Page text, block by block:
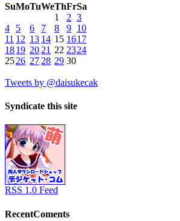
SuMoTuWeThFrSa
1
2 3
4
5 6 7 8 9 10
11 12 13 14 15 1617
1819 20 21 22 2324
2526 27 28 29 30
Tweets by @daisukecak
Syndicate this site
RSS 1.0 Feed
RecentComents